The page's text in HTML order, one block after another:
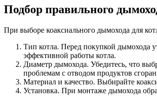
Подбор правильного
При выборе коаксиального дымохода для
Тип котла. Перед покупкой дымохода
эффективной работы котла.
Диаметр дымохода. Убедитесь, что
проблемам с отводом продуктов
Материал и качество. Выбирайте
Установка. При монтаже дымохода